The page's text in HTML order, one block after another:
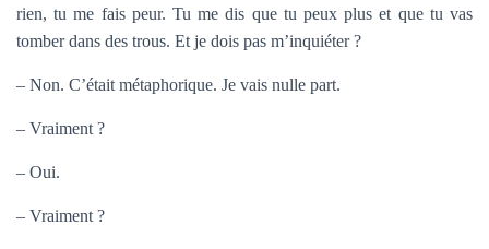
rien, tu me fais peur. Tu me dis que tu peux plus et que tu vas
tomber dans des trous. Et je dois pas m’inquiéter ?
– Non. C’était métaphorique. Je vais nulle part.
– Vraiment ?
– Oui.
– Vraiment ?